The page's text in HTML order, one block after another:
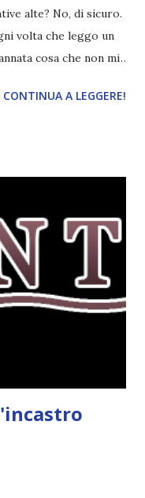
alte? No, di sicuro.
volta che leggo un
cosa che non mi
sicura che avrei
mi ha leggermente
eh), il libro mi è
per leggerlo
impegnata e non mi
Quindi in teoria non
mentre nella...
CONTINUA A LEGGERE!